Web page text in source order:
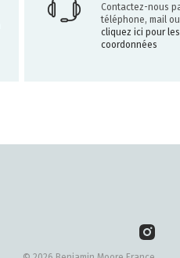
Contactez-nous
téléphone, mail ou
cliquez ici pour les
coordonnées